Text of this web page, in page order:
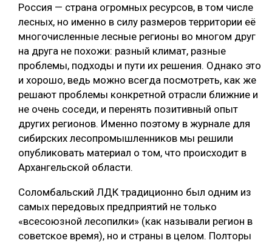
МЕБЕЛЬНОЕ ПРОИЗВОДСТВО
Россия — страна огромных ресурсов, в том числе
лесных, но именно в силу размеров территории её
многочисленные лесные регионы во многом друг
на друга не похожи: разный климат, разные
проблемы, подходы и пути их решения. Однако это
и хорошо, ведь можно всегда посмотреть, как же
решают проблемы конкретной отрасли ближние и
не очень соседи, и перенять позитивный опыт
других регионов. Именно поэтому в журнале для
сибирских лесопромышленников мы решили
опубликовать материал о том, что происходит в
Архангельской области.
Соломбальский ЛДК традиционно был одним из
самых передовых предприятий не только
«всесоюзной лесопилки» (как называли регион в
советское время), но и страны в целом. Полторы